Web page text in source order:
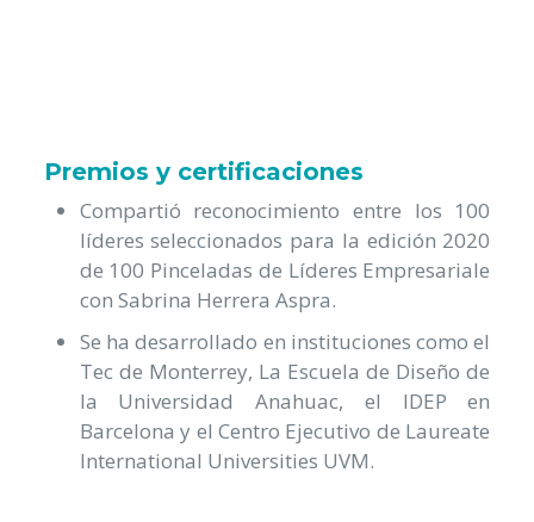
Premios y certificaciones
Compartió reconocimiento entre los 100
líderes seleccionados para la edición 2020
de 100 Pinceladas de Líderes Empresariale
con Sabrina Herrera Aspra.
Se ha desarrollado en instituciones como el
Tec de Monterrey, La Escuela de Diseño de
la Universidad Anahuac, el IDEP en
Barcelona y el Centro Ejecutivo de Laureate
International Universities UVM.